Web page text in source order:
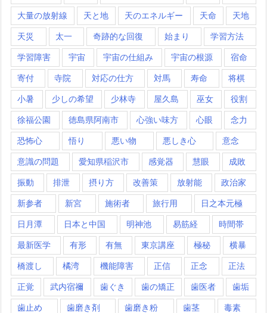
大量の放射線 天と地 天のエネルギー 天命 天地
天災 太一 奇跡的な回復 始まり 学習方法
学習障害 宇宙 宇宙の仕組み 宇宙の根源 宿命
寄付 寺院 対応の仕方 対馬 寿命 将棋
小暑 少しの希望 少林寺 屋久島 巫女 役割
徐福公園 徳島県阿南市 心強い味方 心眼 念力
恐怖心 悟り 悪い物 悪しき心 意念
意識の問題 愛知県稲沢市 感覚器 慧眼 成敗
振動 排泄 摂り方 改善策 放射能 政治家
新参者 新宮 施術者 旅行用 日之本元極
日月潭 日本と中国 明神池 易筋経 時間帯
最新医学 有形 有無 東京講座 極秘 横暴
橋渡し 橘湾 機能障害 正信 正念 正法
正覚 武内宿禰 歯ぐき 歯の矯正 歯医者 歯垢
歯止め 歯磨き剤 歯磨き粉 歯茎 毒素